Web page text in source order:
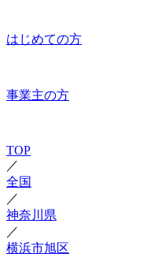
はじめての方
事業主の方
TOP
／
全国
／
神奈川県
／
横浜市旭区